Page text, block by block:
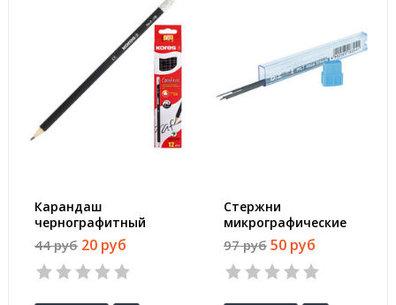
Карандаш
чернографитный
Kores HB
трехгранный
заточенный с
44 руб 20 руб
Стержни
микрографические
Pilot PPL-7 0.7 мм (12
штук в упаковке)
97 руб 50 руб